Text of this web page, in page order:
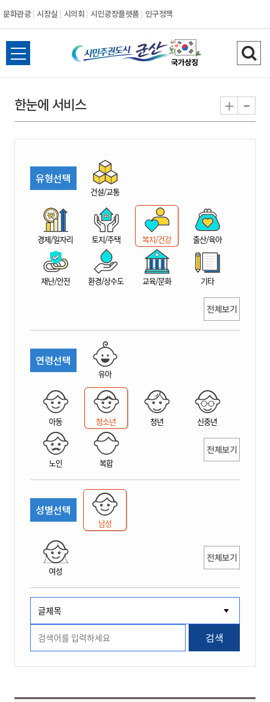
문화관광 시장실 시의회 시민광장플랫폼 인구정책
시
민
권
시
산
전
체
뉴
열
검
색
기
한눈에 서비스 + -
유형선택
건설/교통
경제/일자리 토지/주택 복지/건강 출산/육아
재난/안전 환경/상수도 교육/문화 기타
전체보기
연령선택
유아
아동 청소년 청년 신중년
노인 복합
전체보기
성별선택
남성
여성
전체보기
검색